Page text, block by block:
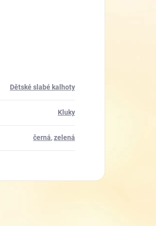
Dětské slabé kalhoty
Kluky
černá,zelená